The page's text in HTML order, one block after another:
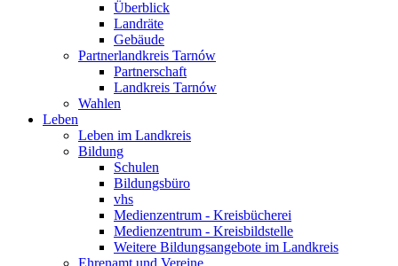
Überblick
Landräte
Gebäude
Partnerlandkreis Tarnów
Partnerschaft
Landkreis Tarnów
Wahlen
Leben
Leben im Landkreis
Bildung
Schulen
Bildungsbüro
vhs
Medienzentrum - Kreisbücherei
Medienzentrum - Kreisbildstelle
Weitere Bildungsangebote im Landkreis
Ehrenamt und Vereine